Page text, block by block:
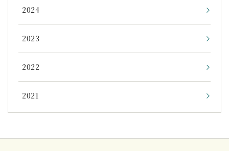
2024
2023
2022
2021